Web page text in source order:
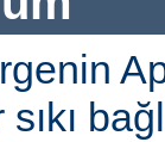
sıkı